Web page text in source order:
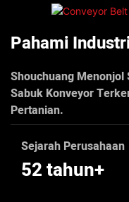
Pahami
Shouchuang
Sabuk Konveyor
Pertanian.
Sejarah Perusahaan
52 tahun+